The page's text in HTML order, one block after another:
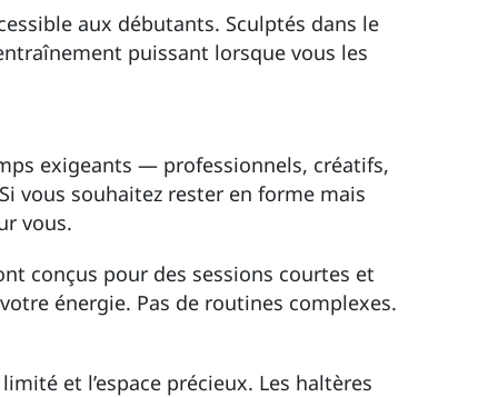
aux débutants. Sculptés dans le
puissant lorsque vous les
exigeants — professionnels, créatifs,
vous souhaitez rester en forme mais
vous.
conçus pour des sessions courtes et
énergie. Pas de routines complexes.
et l’espace précieux. Les haltères